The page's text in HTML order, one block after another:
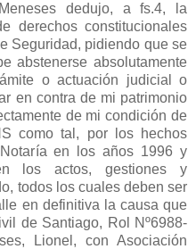
dedujo, a fs.4, la
derechos constitucionales
Seguridad, pidiendo que se
abstenerse absolutamente
o actuación judicial o
en contra de mi patrimonio
de mi condición de
como tal, por los hechos
en los años 1996 y
los actos, gestiones y
todos los cuales deben ser
en definitiva la causa que
de Santiago, Rol Nº6988-
Lionel, con Asociación